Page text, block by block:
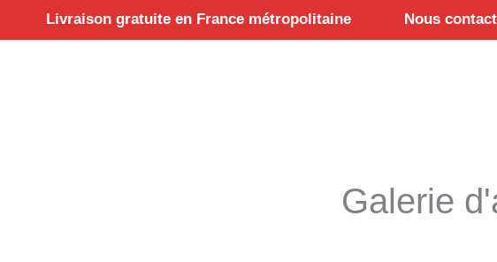
Livraison gratuite en France métropolitaine Nous
Galerie